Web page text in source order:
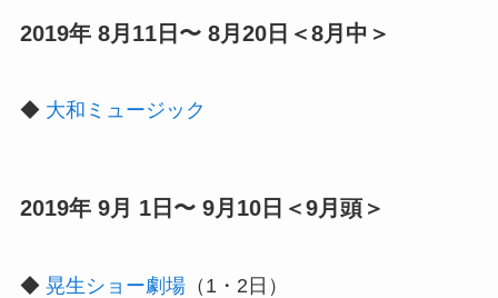
2019年 8月11日〜 8月20日＜8月中＞
◆ 大和ミュージック
2019年 9月 1日〜 9月10日＜9月頭＞
◆ 晃生ショー劇場（1・2日）